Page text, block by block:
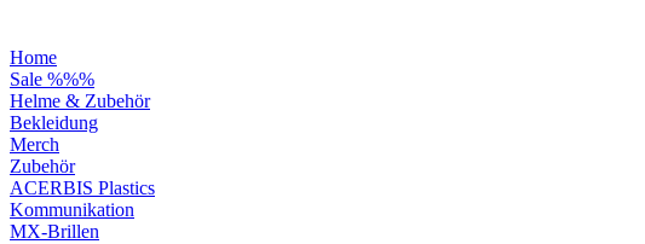
Home
Sale %%%
Helme & Zubehör
Bekleidung
Merch
Zubehör
ACERBIS Plastics
Kommunikation
MX-Brillen